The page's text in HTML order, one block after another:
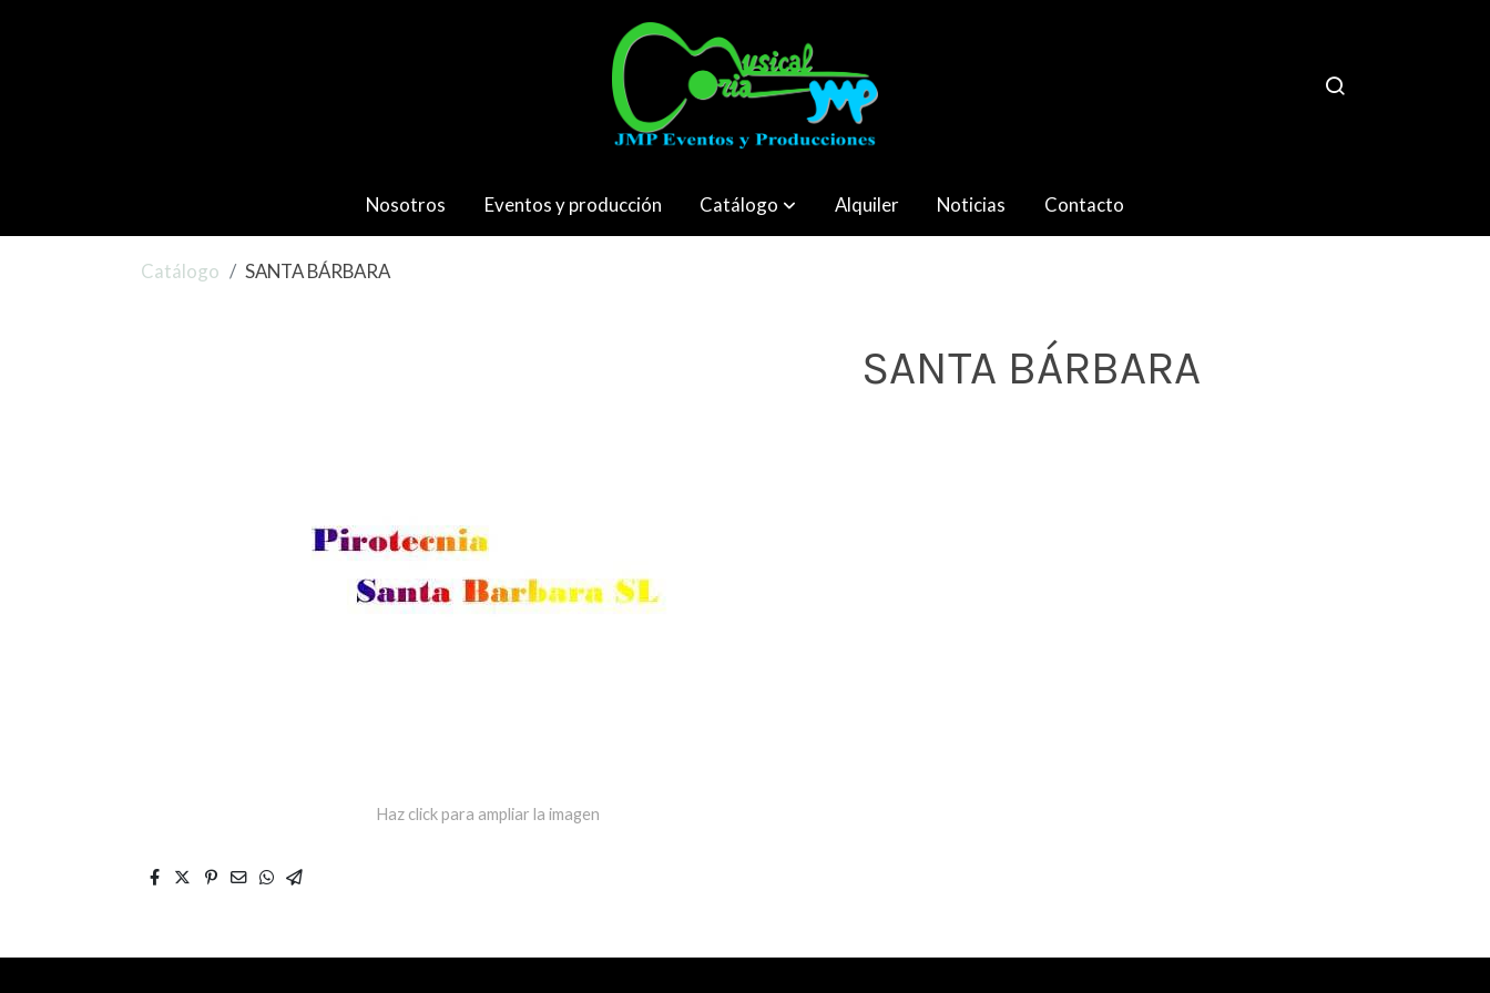
Nosotros Eventos y producción Catálogo Alquiler Noticias Contacto
Catálogo SANTA BÁRBARA
Haz click para ampliar la imagen
SANTA BÁRBARA